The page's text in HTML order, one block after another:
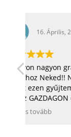
hello!
üdv: zoli